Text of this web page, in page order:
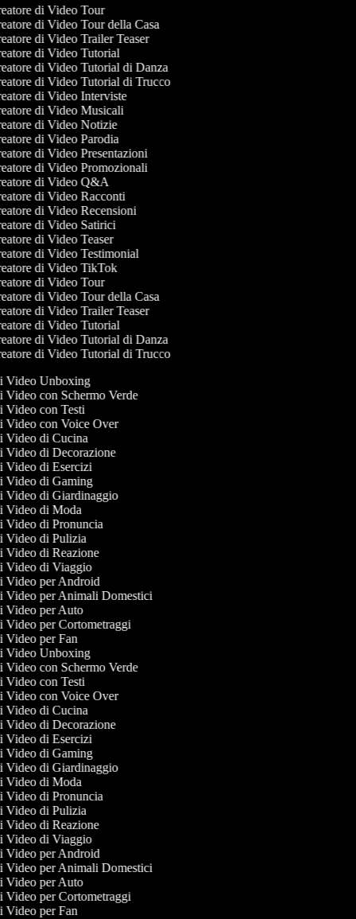
di Video Tour
di Video Tour della Casa
di Video Trailer Teaser
di Video Tutorial
di Video Tutorial di Danza
di Video Tutorial di Trucco
di Video Interviste
di Video Musicali
di Video Notizie
di Video Parodia
di Video Presentazioni
di Video Promozionali
di Video Q&A
di Video Racconti
di Video Recensioni
di Video Satirici
di Video Teaser
di Video Testimonial
di Video TikTok
di Video Tour
di Video Tour della Casa
di Video Trailer Teaser
di Video Tutorial
di Video Tutorial di Danza
di Video Tutorial di Trucco
Video Unboxing
Video con Schermo Verde
Video con Testi
Video con Voice Over
Video di Cucina
Video di Decorazione
Video di Esercizi
Video di Gaming
Video di Giardinaggio
Video di Moda
Video di Pronuncia
Video di Pulizia
Video di Reazione
Video di Viaggio
Video per Android
Video per Animali Domestici
Video per Auto
Video per Cortometraggi
Video per Fan
Video Unboxing
Video con Schermo Verde
Video con Testi
Video con Voice Over
Video di Cucina
Video di Decorazione
Video di Esercizi
Video di Gaming
Video di Giardinaggio
Video di Moda
Video di Pronuncia
Video di Pulizia
Video di Reazione
Video di Viaggio
Video per Android
Video per Animali Domestici
Video per Auto
Video per Cortometraggi
Video per Fan